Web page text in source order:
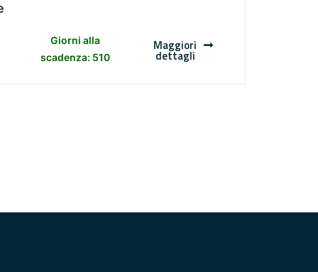
Giorni alla
scadenza: 510
Maggiori
dettagli